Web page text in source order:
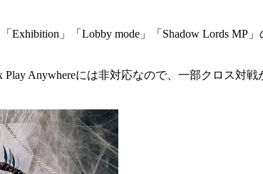
」「Lobby mode」「Shadow Lords MP」
Anywhereには非対応なので、一部クロス対